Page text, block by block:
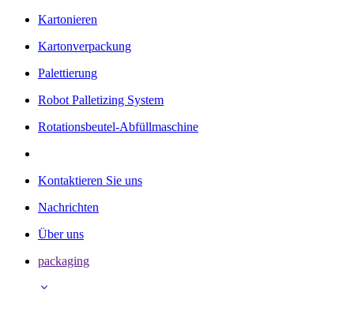
Kartonieren
Kartonverpackung
Palettierung
Robot Palletizing System
Rotationsbeutel-Abfüllmaschine
Kontaktieren Sie uns
Nachrichten
Über uns
packaging